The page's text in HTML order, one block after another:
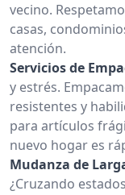
vecino.
casas,
atención.
Servicios de
y estrés.
resistentes y
para artículos
nuevo hogar es
Mudanza de
¿Cruzando